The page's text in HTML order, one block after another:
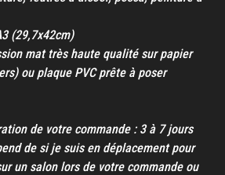
(29,7x42cm)
mat très haute qualité sur papier
ou plaque PVC prête à poser
de votre commande : 3 à 7 jours
de si je suis en déplacement pour
un salon lors de votre commande ou